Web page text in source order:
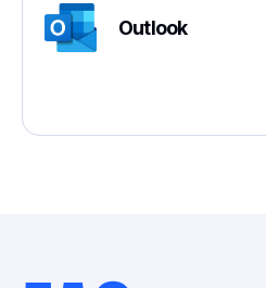
Outlook